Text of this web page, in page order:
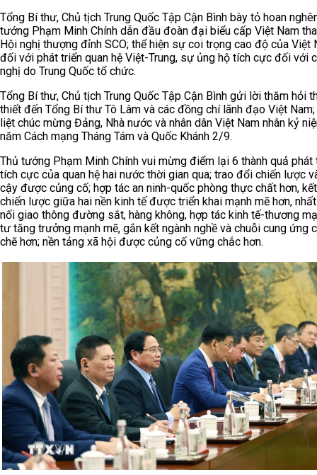
Tổng Bí thư, Chủ tịch Trung Quốc Tập Cận Bình bày tỏ hoan
tướng Phạm Minh Chính dẫn đầu đoàn đại biểu cấp Việt Nam
Hội nghị thượng đỉnh SCO; thể hiện sự coi trọng cao độ của Việt
đối với phát triển quan hệ Việt-Trung, sự ủng hộ tích cực đối với
nghị do Trung Quốc tổ chức.
Tổng Bí thư, Chủ tịch Trung Quốc Tập Cận Bình gửi lời thăm hỏi
thiết đến Tổng Bí thư Tô Lâm và các đồng chí lãnh đạo Việt
liệt chúc mừng Đảng, Nhà nước và nhân dân Việt Nam nhân kỷ
năm Cách mạng Tháng Tám và Quốc Khánh 2/9.
Thủ tướng Phạm Minh Chính vui mừng điểm lại 6 thành quả phát
tích cực của quan hệ hai nước thời gian qua; trao đổi chiến lược
cậy được củng cố; hợp tác an ninh-quốc phòng thực chất hơn,
chiến lược giữa hai nền kinh tế được triển khai mạnh mẽ hơn,
nối giao thông đường sắt, hàng không, hợp tác kinh tế-thương
tư tăng trưởng mạnh mẽ, gắn kết ngành nghề và chuỗi cung ứng
chẽ hơn; nền tảng xã hội được củng cố vững chắc hơn.